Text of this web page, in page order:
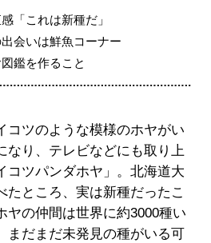
「これは新種だ」
会いは鮮魚コーナー
鑑を作ること
コツのような模様のホヤがい
り、テレビなどにも取り上
コツパンダホヤ」。北海道大
たところ、実は新種だったこ
ヤの仲間は世界に約3000種い
まだまだ未発見の種がいる可